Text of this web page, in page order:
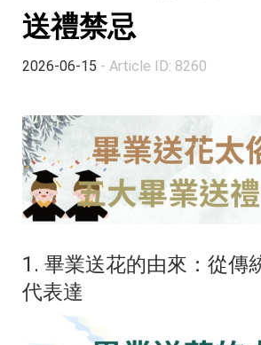
送禮禁忌
2026-06-15 - Article ID: 8260
1. 畢業送花的由來：從傳
代表達